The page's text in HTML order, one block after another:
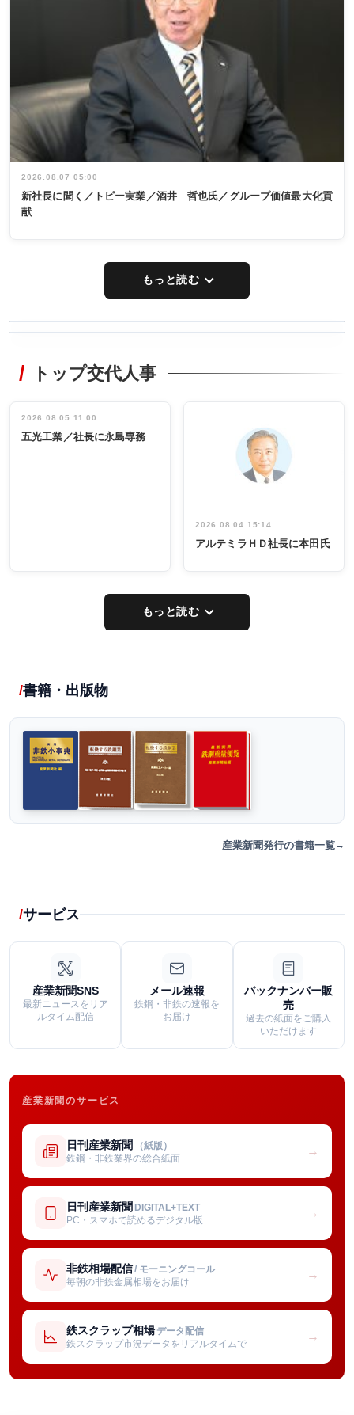
2026.08.07 05:00
新社長に聞く／トピー実業／酒井 哲也氏／グループ価値最大化貢
献
もっと読む
非鉄業界で
インタビュ
ー／社内ア
タックトレー
祝う 業界関
係者ら220人
出席
トップ交代人事
2026.08.05 11:00
五光工業／社長に永島専務
2026.08.04 15:14
アルテミラＨＤ社長に本田氏
もっと読む
書籍・出版物
産業新聞発行の書籍一覧
サービス
産業新聞SNS
最新ニュースをリア
ルタイム配信
メール速報
鉄鋼・非鉄の速報を
お届け
バックナンバー販
売
過去の紙面をご購入
いただけます
産業新聞のサービス
日刊産業新聞 （紙版）
鉄鋼・非鉄業界の総合紙面
→
日刊産業新聞 DIGITAL+TEXT
PC・スマホで読めるデジタル版
→
非鉄相場配信/ モーニングコール
毎朝の非鉄金属相場をお届け
→
鉄スクラップ相場 データ配信
鉄スクラップ市況データをリアルタイムで
→